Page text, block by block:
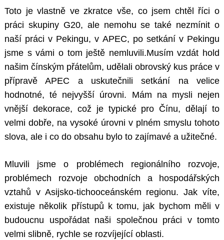
Toto je vlastně ve zkratce vše, co jsem chtěl říci o
práci skupiny G20, ale nemohu se také nezmínit o
naší práci v Pekingu, v APEC, po setkání v Pekingu
jsme s vámi o tom ještě nemluvili.Musím vzdát hold
našim čínským přátelům, udělali obrovský kus práce v
přípravě APEC a uskutečnili setkání na velice
hodnotné, té nejvyšší úrovni. Mám na mysli nejen
vnější dekorace, což je typické pro Čínu, dělají to
velmi dobře, na vysoké úrovni v plném smyslu tohoto
slova, ale i co do obsahu bylo to zajímavé a užitečné.
Mluvili jsme o problémech regionálního rozvoje,
problémech rozvoje obchodních a hospodářských
vztahů v Asijsko-tichooceánském regionu. Jak víte,
existuje několik přístupů k tomu, jak bychom měli v
budoucnu uspořádat naši společnou práci v tomto
velmi slibně, rychle se rozvíjející oblasti.